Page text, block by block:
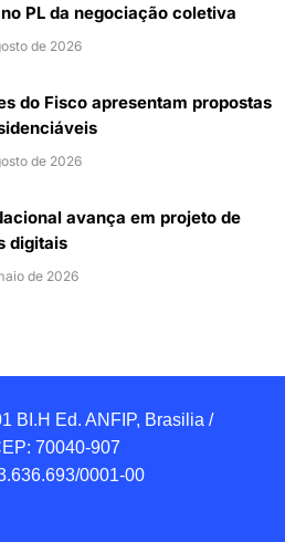
PL da negociação coletiva
de 2026
do Fisco apresentam propostas
de 2026
avança em projeto de
digitais
de 2026
BI.H Ed. ANFIP, Brasilia /
70040-907
0001-00